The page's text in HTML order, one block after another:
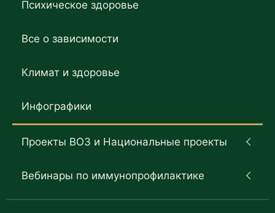
Психическое здоровье
Все о зависимости
Климат и здоровье
Инфографики
Проекты ВОЗ и Национальные проекты
Вебинары по иммунопрофилактике